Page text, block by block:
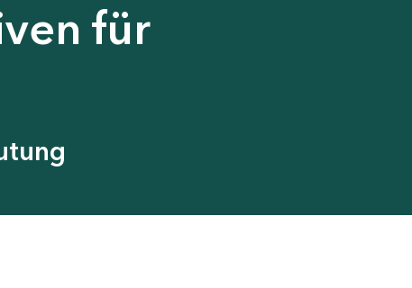
für